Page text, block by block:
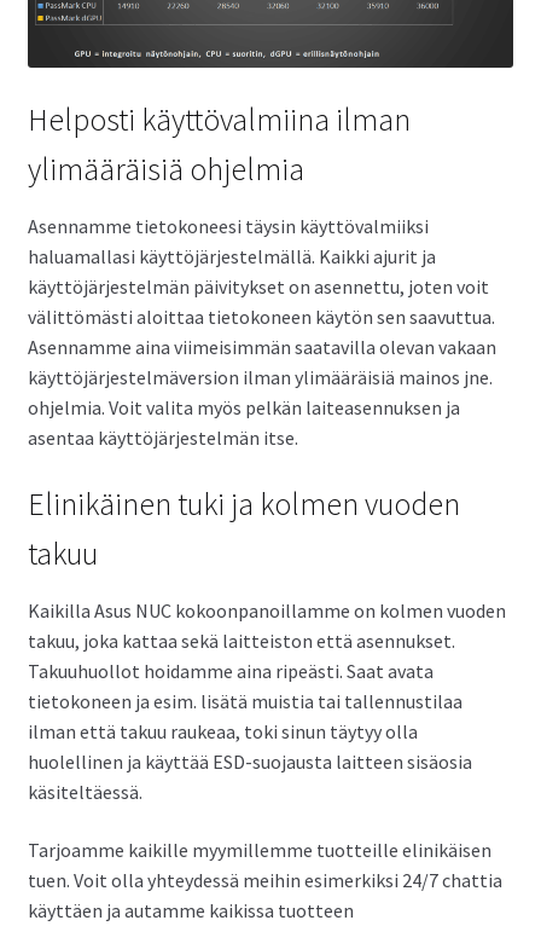
Helposti käyttövalmiina ilman
ylimääräisiä ohjelmia
Asennamme tietokoneesi täysin käyttövalmiiksi
haluamallasi käyttöjärjestelmällä. Kaikki ajurit ja
käyttöjärjestelmän päivitykset on asennettu, joten voit
välittömästi aloittaa tietokoneen käytön sen saavuttua.
Asennamme aina viimeisimmän saatavilla olevan vakaan
käyttöjärjestelmäversion ilman ylimääräisiä mainos jne.
ohjelmia. Voit valita myös pelkän laiteasennuksen ja
asentaa käyttöjärjestelmän itse.
Elinikäinen tuki ja kolmen vuoden
takuu
Kaikilla Asus NUC kokoonpanoillamme on kolmen vuoden
takuu, joka kattaa sekä laitteiston että asennukset.
Takuuhuollot hoidamme aina ripeästi. Saat avata
tietokoneen ja esim. lisätä muistia tai tallennustilaa
ilman että takuu raukeaa, toki sinun täytyy olla
huolellinen ja käyttää ESD-suojausta laitteen sisäosia
käsiteltäessä.
Tarjoamme kaikille myymillemme tuotteille elinikäisen
tuen. Voit olla yhteydessä meihin esimerkiksi 24/7 chattia
käyttäen ja autamme kaikissa tuotteen